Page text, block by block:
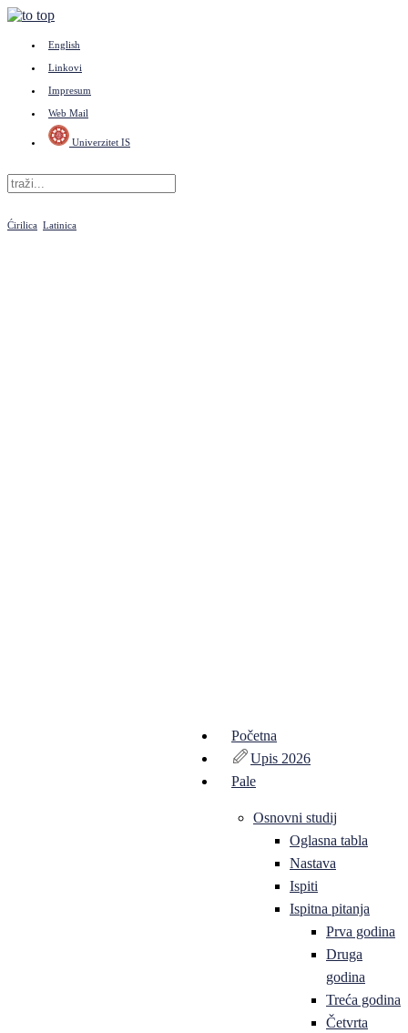
English
Linkovi
Impresum
Web Mail
Univerzitet IS
Ćirilica Latinica
Početna
Upis 2026
Pale
Osnovni studij
Oglasna tabla
Nastava
Ispiti
Ispitna pitanja
Prva godina
Druga
godina
Treća godina
Četvrta